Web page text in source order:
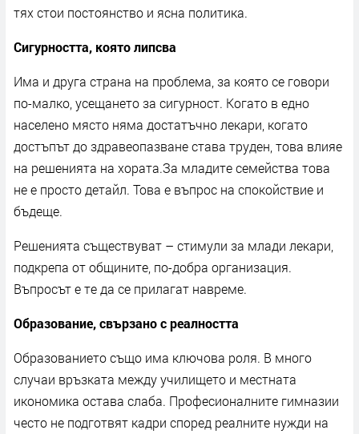
тях стои постоянство и ясна политика.
Сигурността, която липсва
Има и друга страна на проблема, за която се говори
по-малко, усещането за сигурност. Когато в едно
населено място няма достатъчно лекари, когато
достъпът до здравеопазване става труден, това влияе
на решенията на хората.За младите семейства това
не е просто детайл. Това е въпрос на спокойствие и
бъдеще.
Решенията съществуват – стимули за млади лекари,
подкрепа от общините, по-добра организация.
Въпросът е те да се прилагат навреме.
Образование, свързано с реалността
Образованието също има ключова роля. В много
случаи връзката между училището и местната
икономика остава слаба. Професионалните гимназии
често не подготвят кадри според реалните нужди на